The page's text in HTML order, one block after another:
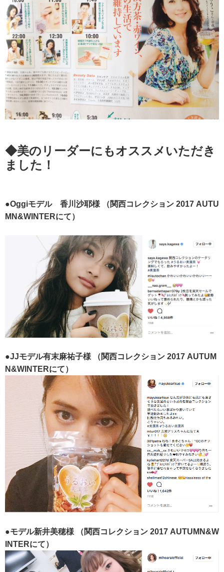
◆美のリーダーにもオススメいただき
ました！
●Oggiモデル 香川沙耶様
（関西コレクション 2017 AUTU
MN&WINTERにて）
●JJモデル有末麻祐子様
（関西コレクション 2017 AUTUM
N&WINTERにて）
●モデル新井美穂様
（関西コレクション 2017 AUTUMN&W
INTERにて）